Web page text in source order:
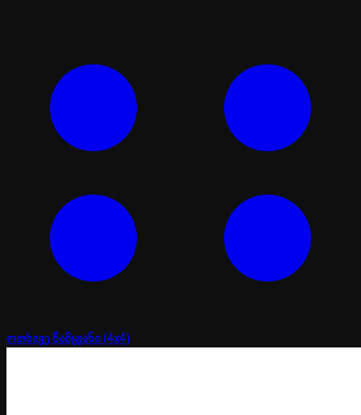
ოთხივე წამყვანი (4x4)